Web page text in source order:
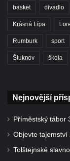
basket divadlo
Krásná Lípa
Rumburk sport
Šluknov škola
Nejnovější
Příměstský tábor
Objevte tajemství
Tolštejnské